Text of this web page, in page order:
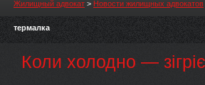
Жилищный адвокат > Новости жилищных адвокатов
термалка
Коли холодно —